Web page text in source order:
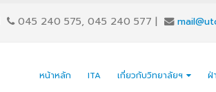
045 240 575, 045 240 577 |
หน้าหลัก ITA เกี่ยวกับวิทยาลัยฯ ฝ่